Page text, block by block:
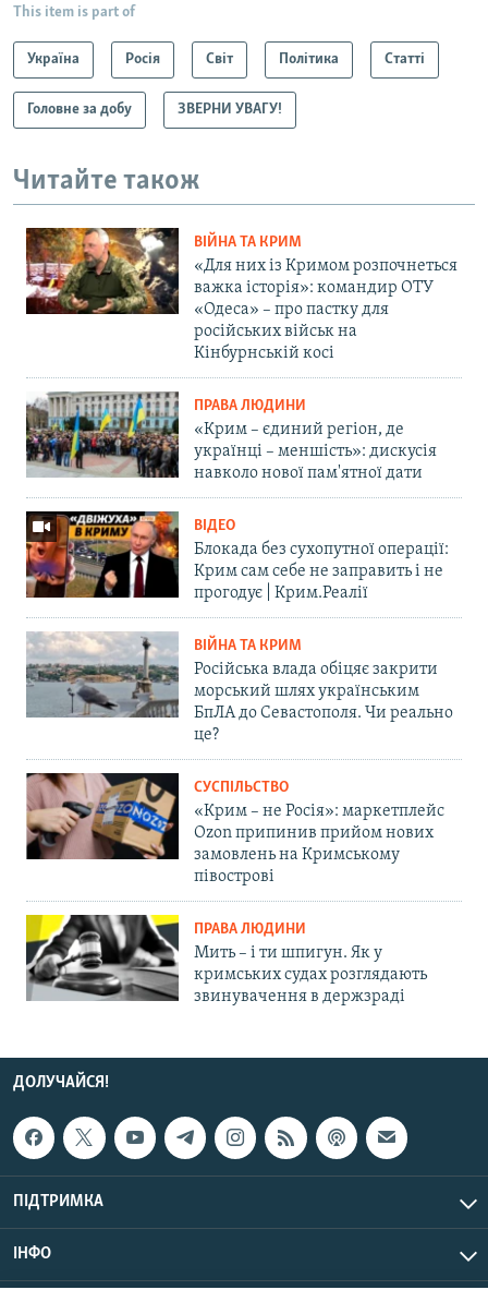
This item is part of
Україна Росія Світ Політика Статті
Головне за добу ЗВЕРНИ УВАГУ!
Читайте також
ВІЙНА ТА КРИМ
«Для них із Кримом розпочнеться
важка історія»: командир ОТУ
«Одеса» – про пастку для
російських військ на
Кінбурнській косі
ПРАВА ЛЮДИНИ
«Крим – єдиний регіон, де
українці – меншість»: дискусія
навколо нової пам'ятної дати
ВІДЕО
Блокада без сухопутної операції:
Крим сам себе не заправить і не
прогодує | Крим.Реалії
ВІЙНА ТА КРИМ
Російська влада обіцяє закрити
морський шлях українським
БпЛА до Севастополя. Чи реально
це?
СУСПІЛЬСТВО
«Крим – не Росія»: маркетплейс
Ozon припинив прийом нових
замовлень на Кримському
півострові
ПРАВА ЛЮДИНИ
Мить – і ти шпигун. Як у
кримських судах розглядають
звинувачення в держзраді
ДОЛУЧАЙСЯ!
ПІДТРИМКА
ІНФО